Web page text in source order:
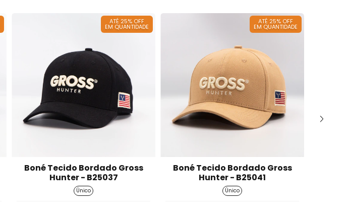
ATÉ 25% OFF
EM QUANTIDADE
Boné Tecido Bordado Gross
Hunter - B25037
Único
ATÉ 25% OFF
EM QUANTIDADE
Boné Tecido Bordado Gross
Hunter - B25041
Único